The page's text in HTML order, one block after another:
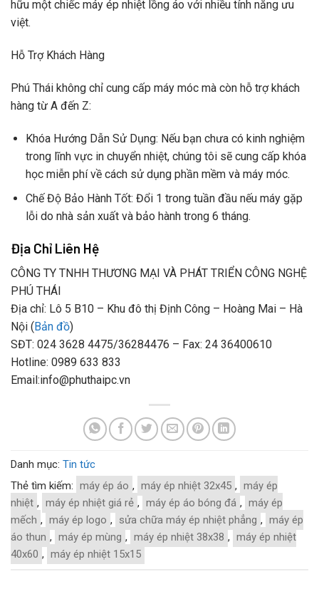
hữu một chiếc máy ép nhiệt lồng áo với nhiều tính năng ưu
việt.
Hỗ Trợ Khách Hàng
Phú Thái không chỉ cung cấp máy móc mà còn hỗ trợ khách
hàng từ A đến Z:
Khóa Hướng Dẫn Sử Dụng: Nếu bạn chưa có kinh nghiệm
trong lĩnh vực in chuyển nhiệt, chúng tôi sẽ cung cấp khóa
học miễn phí về cách sử dụng phần mềm và máy móc.
Chế Độ Bảo Hành Tốt: Đổi 1 trong tuần đầu nếu máy gặp
lỗi do nhà sản xuất và bảo hành trong 6 tháng.
Địa Chỉ Liên Hệ
CÔNG TY TNHH THƯƠNG MẠI VÀ PHÁT TRIỂN CÔNG NGHỆ
PHÚ THÁI
Địa chỉ: Lô 5 B10 – Khu đô thị Định Công – Hoàng Mai – Hà
Nội (Bản đồ)
SĐT: 024 3628 4475/36284476 – Fax: 24 36400610
Hotline: 0989 633 833
Email:info@phuthaipc.vn
Danh mục: Tin tức
Thẻ tìm kiếm: máy ép áo , máy ép nhiệt 32x45 , máy ép
nhiệt , máy ép nhiệt giá rẻ , máy ép áo bóng đá , máy ép
mếch , máy ép logo , sửa chữa máy ép nhiệt phẳng , máy ép
áo thun , máy ép mùng , máy ép nhiệt 38x38 , máy ép nhiệt
40x60 , máy ép nhiệt 15x15